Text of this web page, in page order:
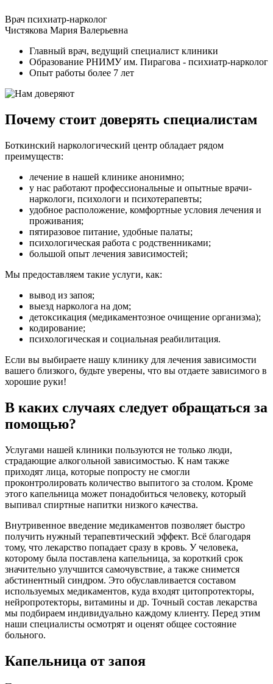
Врач психиатр-нарколог
Чистякова Мария Валерьевна
Главный врач, ведущий специалист клиники
Образование РНИМУ им. Пирагова - психиатр-нарколог
Опыт работы более 7 лет
Почему стоит доверять специалистам
Боткинский наркологический центр обладает рядом
преимуществ:
лечение в нашей клинике анонимно;
у нас работают профессиональные и опытные врачи-
наркологи, психологи и психотерапевты;
удобное расположение, комфортные условия лечения и
проживания;
пятиразовое питание, удобные палаты;
психологическая работа с родственниками;
большой опыт лечения зависимостей;
Мы предоставляем такие услуги, как:
вывод из запоя;
выезд нарколога на дом;
детоксикация (медикаментозное очищение организма);
кодирование;
психологическая и социальная реабилитация.
Если вы выбираете нашу клинику для лечения зависимости
вашего близкого, будьте уверены, что вы отдаете зависимого в
хорошие руки!
В каких случаях следует обращаться за
помощью?
Услугами нашей клиники пользуются не только люди,
страдающие алкогольной зависимостью. К нам также
приходят лица, которые попросту не смогли
проконтролировать количество выпитого за столом. Кроме
этого капельница может понадобиться человеку, который
выпивал спиртные напитки низкого качества.
Внутривенное введение медикаментов позволяет быстро
получить нужный терапевтический эффект. Всё благодаря
тому, что лекарство попадает сразу в кровь. У человека,
которому была поставлена капельница, за короткий срок
значительно улучшится самочувствие, а также снимется
абстинентный синдром. Это обуславливается составом
используемых медикаментов, куда входят цитопротекторы,
нейропротекторы, витамины и др. Точный состав лекарства
мы подбираем индивидуально каждому клиенту. Перед этим
наши специалисты осмотрят и оценят общее состояние
больного.
Капельница от запоя